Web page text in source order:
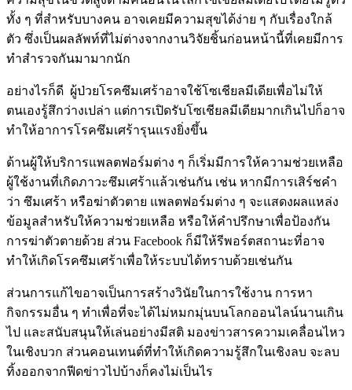
ทั้ง ๆ ที่สำหรับบางคน อาจเคยมีความสุขได้ง่าย ๆ กับเรื่องใกล้
ตัว ซึ่งเป็นผลลัพท์ที่ไม่ต่างจากงานวิจัยชิ้นก่อนหน้านี้ที่เคยมีการ
ทำสำรวจกันมามากนัก
อย่างไรก็ดี ผู้ป่วยโรคซึมเศร้าอาจใช้โซเชียลมีเดียเพื่อไม่ให้
ตนเองรู้สึกว่างเปล่า แต่การเปิดรับโซเชียลมีเดียมากเกินไปก็อาจ
ทำให้อาการโรคซึมเศร้ารุนแรงยิ่งขึ้น
ด้านผู้ให้บริการแพลตฟอร์มต่าง ๆ ก็เริ่มมีการให้ความช่วยเหลือ
ผู้ใช้งานที่เกิดภาวะซึมเศร้าแล้วเช่นกัน เช่น หากมีการเสิร์ชคำ
ว่า ซึมเศร้า หรือฆ่าตัวตาย แพลตฟอร์มต่าง ๆ จะแสดงผลแหล่ง
ข้อมูลสำหรับให้ความช่วยเหลือ หรือให้คำปรึกษาเพื่อป้องกัน
การฆ่าตัวตายด้วย ส่วน Facebook ก็มีให้รีพอร์ตสถานะที่อาจ
ทำให้เกิดโรคซึมเศร้าเพื่อให้ระบบได้ทราบด้วยเช่นกัน
ส่วนการแก้ไขอาจเป็นการสร้างวินัยในการใช้งาน การหา
กิจกรรมอื่น ๆ ทำเพื่อที่จะได้ไม่หมกมุ่นบนโลกออนไลน์นานเกิน
ไป และสนับสนุนให้เล่นอย่างมีสติ มองข่าวสารความเคลื่อนไหว
ในเชิงบวก ส่วนคอนเทนต์ที่ทำให้เกิดความรู้สึกในเชิงลบ จะลบ
ทิ้งออกจากฟีดข่าวไปบ้างก็คงไม่เป็นไร